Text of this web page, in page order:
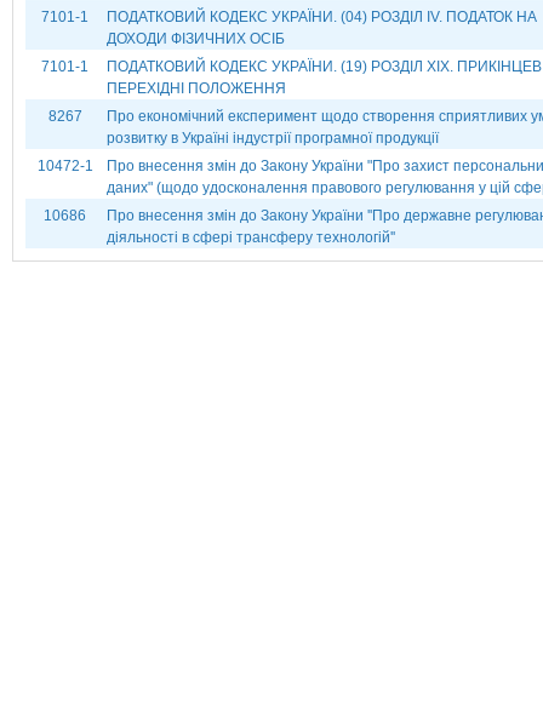
7101-1
ПОДАТКОВИЙ КОДЕКС УКРАЇНИ. (04) РОЗДІЛ ІV. ПОДАТОК НА
ДОХОДИ ФІЗИЧНИХ ОСІБ
7101-1
ПОДАТКОВИЙ КОДЕКС УКРАЇНИ. (19) РОЗДІЛ XIX.
ПЕРЕХІДНІ ПОЛОЖЕННЯ
8267
Про економічний експеримент щодо створення сприятливих
розвитку в Україні індустрії програмної продукції
10472-1
Про внесення змін до Закону України "Про захист
даних" (щодо удосконалення правового регулювання у цій
10686
Про внесення змін до Закону України ''Про державне
діяльності в сфері трансферу технологій''